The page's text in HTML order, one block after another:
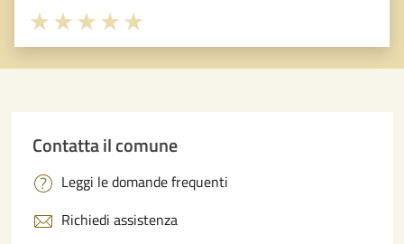
Valuta 5 stelle su 5
Valuta 4 stelle su 5
Valuta 3 stelle su 5
Valuta 2 stelle su 5
Valuta 1 stelle su 5
Contatta il comune
Leggi le domande frequenti
Richiedi assistenza